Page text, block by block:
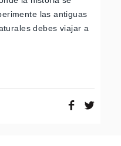
las antiguas
debes viajar a